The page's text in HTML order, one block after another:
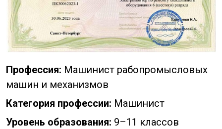
Профессия: Машинист рабопромысловых
машин и механизмов
Категория профессии: Машинист
Уровень образования: 9–11 классов